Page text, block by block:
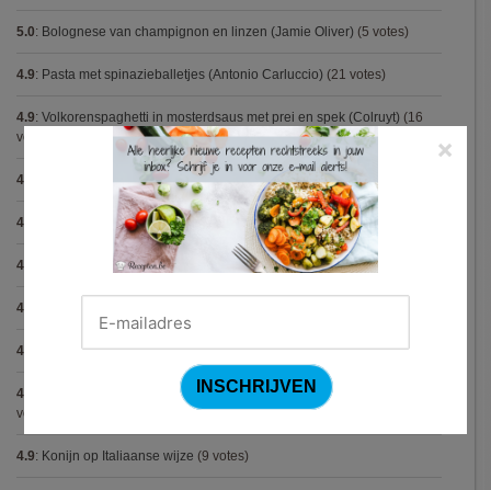
5.0: Bolognese van champignon en linzen (Jamie Oliver) (5 votes)
4.9: Pasta met spinazieballetjes (Antonio Carluccio) (21 votes)
4.9: Volkorenspaghetti in mosterdsaus met prei en spek (Colruyt) (16
votes)
4.9 Gegrilde nougat met esdoornsiroop(14 votes)
4.9 Gegratineerde gehaktballen in tomatensaus(12 votes)
4.9 Gekarameliseerd witloof met serranoham (Ottolenghi)(11 votes)
4.9
4.9 Steak chimichurri (Gordon Ramsay)(10 votes)
4.9 Aspergepuree met garnalen en zure room (Piet Huysentruyt)
votes)
4.9: Konijn op Italiaanse wijze (9 votes)
×